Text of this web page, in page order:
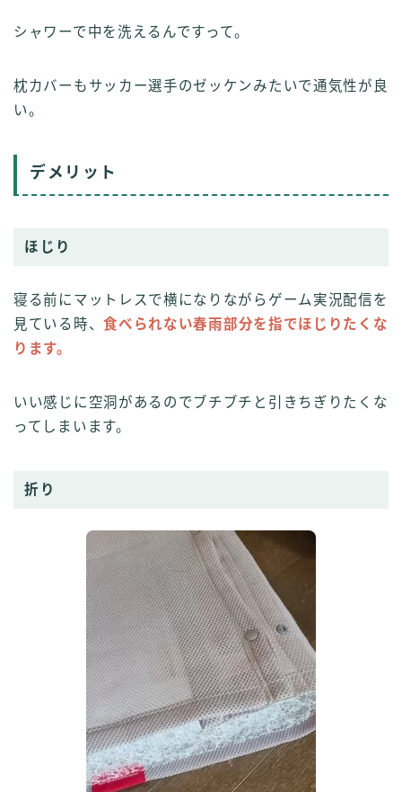
シャワーで中を洗えるんですって。
枕カバーもサッカー選手のゼッケンみたいで通気性が良
い。
デメリット
ほじり
寝る前にマットレスで横になりながらゲーム実況配信を
見ている時、食べられない春雨部分を指でほじりたくな
ります。
いい感じに空洞があるのでブチブチと引きちぎりたくな
ってしまいます。
折り